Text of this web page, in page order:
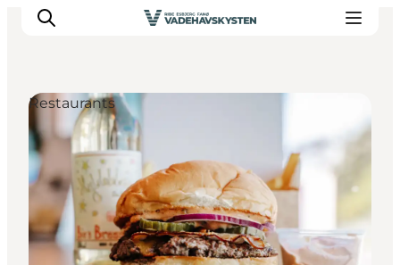
Ribe
Esbjerg
Fanø
Mandø
Wattenmeer
Restaurants